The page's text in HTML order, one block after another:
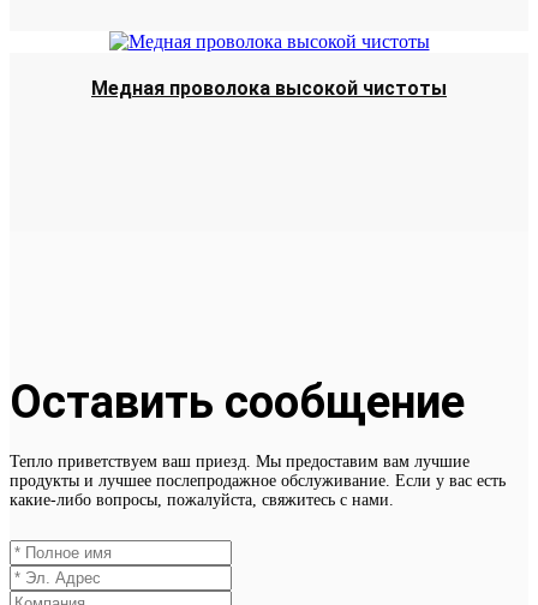
Медная проволока высокой чистоты
Оставить сообщение
Тепло приветствуем ваш приезд. Мы предоставим вам лучшие
продукты и лучшее послепродажное обслуживание. Если у вас есть
какие-либо вопросы, пожалуйста, свяжитесь с нами.